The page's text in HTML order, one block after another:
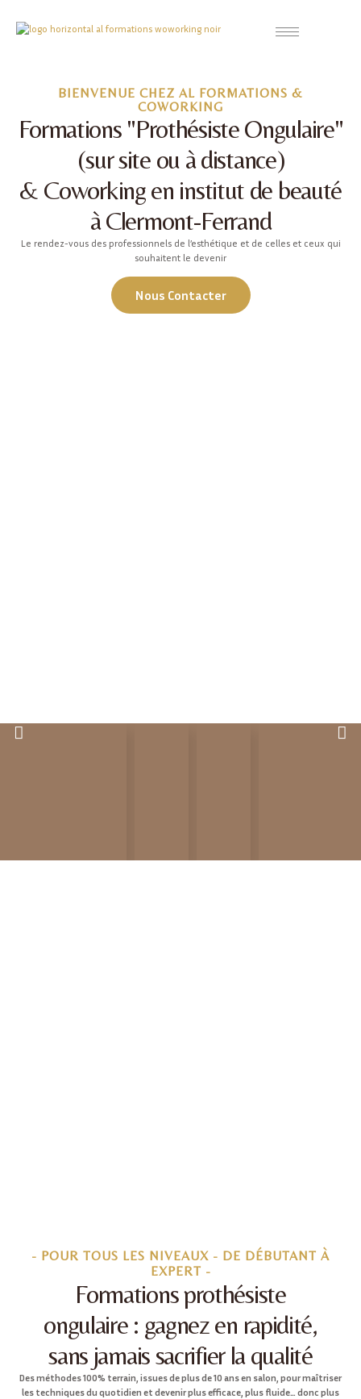
BIENVENUE CHEZ AL FORMATIONS &
COWORKING
Formations "Prothésiste Ongulaire"
(sur site ou à distance)
& Coworking en institut de beauté
à Clermont-Ferrand
Le rendez-vous des professionnels de l’esthétique et de celles et ceux qui
souhaitent le devenir
Nous Contacter
- POUR TOUS LES NIVEAUX - DE DÉBUTANT À
EXPERT -
Formations prothésiste
ongulaire : gagnez en rapidité,
sans jamais sacrifier la qualité
Des méthodes 100% terrain, issues de plus de 10 ans en salon, pour maîtriser
les techniques du quotidien et devenir plus efficace, plus fluide… donc plus